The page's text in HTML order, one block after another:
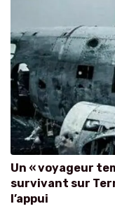
Un « voyageur
survivant sur
l’appui